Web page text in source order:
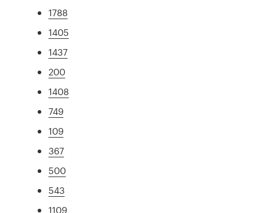
1788
1405
1437
200
1408
749
109
367
500
543
1109